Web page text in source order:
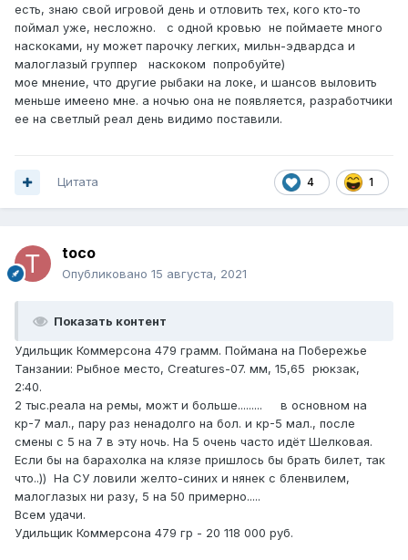
есть, знаю свой игровой день и отловить тех, кого кто-то
поймал уже, несложно. с одной кровью не поймаете много
наскоками, ну может парочку легких, мильн-эдвардса и
малоглазый группер наскоком попробуйте)
мое мнение, что другие рыбаки на локе, и шансов выловить
меньше имеено мне. а ночью она не появляется, разработчики
ее на светлый реал день видимо поставили.
4 1
Цитата
toco
Опубликовано 15 августа, 2021
Показать контент
Удильщик Коммерсона 479 грамм. Поймана на Побережье
Танзании: Рыбное место, Creatures-07. мм, 15,65 рюкзак,
2:40.
2 тыс.реала на ремы, можт и больше......... в основном на
кр-7 мал., пару раз ненадолго на бол. и кр-5 мал., после
смены с 5 на 7 в эту ночь. На 5 очень часто идёт Шелковая.
Если бы на барахолка на клязе пришлось бы брать билет, так
что..)) На СУ ловили желто-синих и нянек с бленвилем,
малоглазых ни разу, 5 на 50 примерно.....
Всем удачи.
Удильщик Коммерсона 479 гр - 20 118 000 руб.